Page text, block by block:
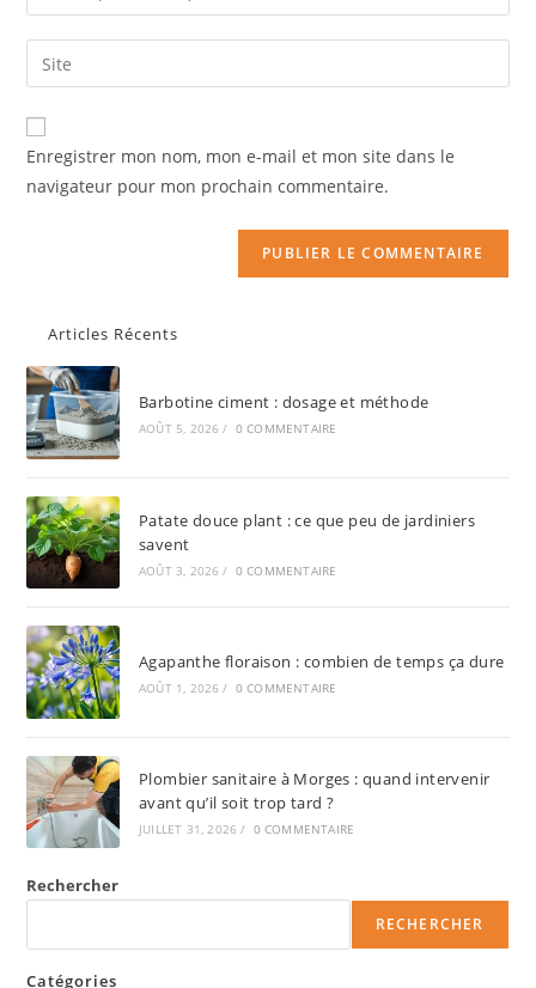
Enregistrer mon nom, mon e-mail et mon site dans le
navigateur pour mon prochain commentaire.
Articles Récents
Barbotine ciment : dosage et méthode
AOÛT 5, 2026 / 0 COMMENTAIRE
Patate douce plant : ce que peu de jardiniers
savent
AOÛT 3, 2026 / 0 COMMENTAIRE
Agapanthe floraison : combien de temps ça dure
AOÛT 1, 2026 / 0 COMMENTAIRE
Plombier sanitaire à Morges : quand intervenir
avant qu’il soit trop tard ?
JUILLET 31, 2026 / 0 COMMENTAIRE
Rechercher
RECHERCHER
Catégories